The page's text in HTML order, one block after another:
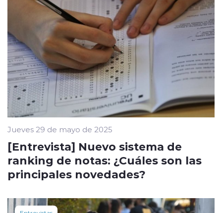
Jueves 29 de mayo de 2025
[Entrevista] Nuevo sistema de
ranking de notas: ¿Cuáles son las
principales novedades?